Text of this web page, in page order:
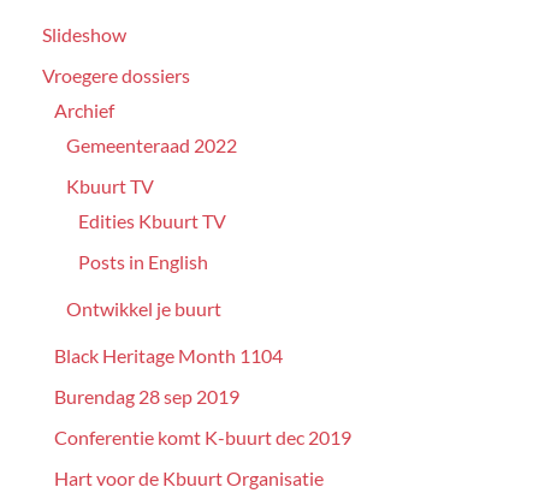
Slideshow
Vroegere dossiers
Archief
Gemeenteraad 2022
Kbuurt TV
Edities Kbuurt TV
Posts in English
Ontwikkel je buurt
Black Heritage Month 1104
Burendag 28 sep 2019
Conferentie komt K-buurt dec 2019
Hart voor de Kbuurt Organisatie